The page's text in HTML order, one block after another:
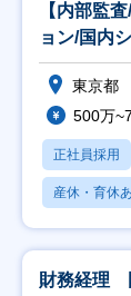
【内部監
ョン/国内
東京都
500万
正社員採用
産休・育休
財務経理